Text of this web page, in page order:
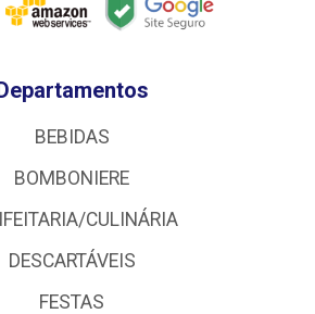
BEBIDAS
BOMBONIERE
CULINÁRIA
DESCARTÁVEIS
FESTAS